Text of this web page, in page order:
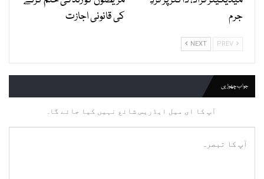
جرم
کی قانونی اجازت
NEXT
جواب چھوڑیں
آپ کا ای میل ایڈریس شائع نہیں کیا جائے گا.